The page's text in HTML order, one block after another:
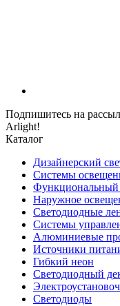
Подпишитесь на
Arlight!
Каталог
Дизайнерский
Системы
Функциональный
Наружное
Светодиодные
Системы
Алюминиевые
Источники
Гибкий неон
Светодиодный
Светодиоды